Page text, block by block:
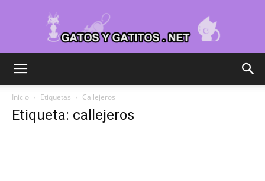
Inicio Etiquetas Callejeros
Etiqueta: callejeros